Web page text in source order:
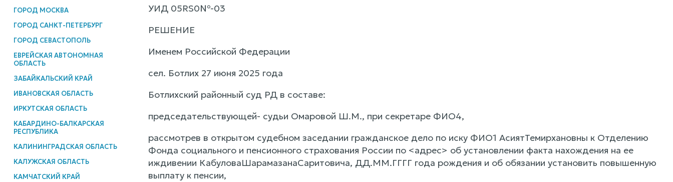
ГОРОД МОСКВА
ГОРОД САНКТ-ПЕТЕРБУРГ
ГОРОД СЕВАСТОПОЛЬ
ЕВРЕЙСКАЯ АВТОНОМНАЯ
ОБЛАСТЬ
ЗАБАЙКАЛЬСКИЙ КРАЙ
ИВАНОВСКАЯ ОБЛАСТЬ
ИРКУТСКАЯ ОБЛАСТЬ
КАБАРДИНО-БАЛКАРСКАЯ
РЕСПУБЛИКА
КАЛИНИНГРАДСКАЯ ОБЛАСТЬ
КАЛУЖСКАЯ ОБЛАСТЬ
КАМЧАТСКИЙ КРАЙ
УИД 05RS0№-03
РЕШЕНИЕ
Именем Российской Федерации
сел. Ботлих 27 июня 2025 года
Ботлихский районный суд РД в составе:
председательствующей- судьи Омаровой Ш.М., при секретаре ФИО4,
рассмотрев в открытом судебном заседании гражданское дело по иску ФИО1 АсиятТемирхановны к Отделению
Фонда социального и пенсионного страхования России по <адрес> об установлении факта нахождения на ее
иждивении КабуловаШарамазанаСаритовича, ДД.ММ.ГГГГ года рождения и об обязании установить повышенную
выплату к пенсии,